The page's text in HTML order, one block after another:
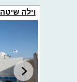
וילה שיטה